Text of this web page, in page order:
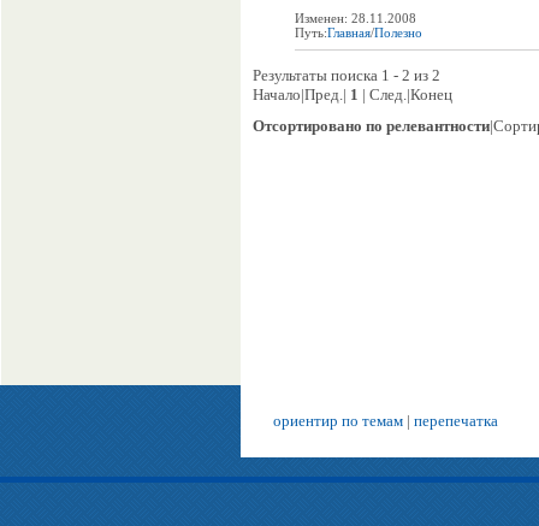
Изменен: 28.11.2008
Путь:Главная/Полезно
Результаты поиска 1 - 2 из 2
Начало|Пред.| 1 | След.|Конец
Отсортировано по релевантности
ориентир по темам | перепечатка